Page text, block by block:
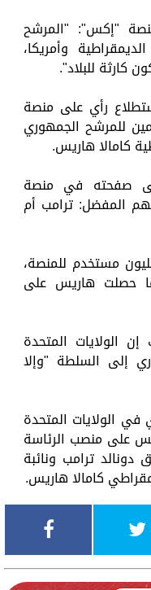
"إكس": "المرشح
وأمريكا،
كارثة للبلاد".
رأي على منصة
للمرشح الجمهوري
كامالا هاريس.
صفحته في منصة
المفضل: ترامب أم
مستخدم للمنصة،
78.7%، بينما حصلت هاريس على
الولايات المتحدة
إلى السلطة "وإلا
في الولايات المتحدة
على منصب الرئاسة
ترامب ونائبة
كامالا هاريس.